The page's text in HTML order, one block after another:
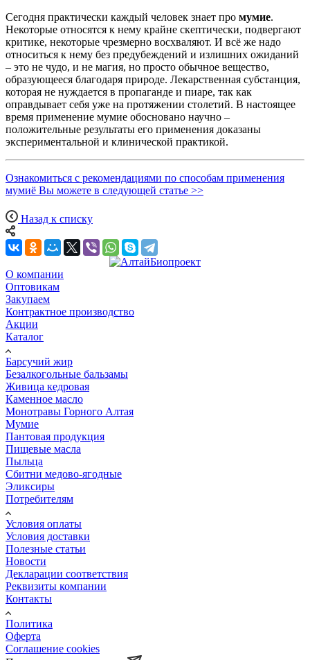
Сегодня практически каждый человек знает про мумие.
Некоторые относятся к нему крайне скептически, подвергают
критике, некоторые чрезмерно восхваляют. И всё же надо
относиться к нему без предубеждений и излишних ожиданий
– это не чудо, и не магия, но просто обычное вещество,
образующееся благодаря природе. Лекарственная субстанция,
которая не нуждается в пропаганде и пиаре, так как
оправдывает себя уже на протяжении столетий. В настоящее
время применение мумие обосновано научно –
положительные результаты его применения доказаны
экспериментальной и клинической практикой.
Ознакомиться с рекомендациями по способам применения
мумиё Вы можете в следующей статье >>
Назад к списку
О компании
Оптовикам
Закупаем
Контрактное производство
Акции
Каталог
Барсучий жир
Безалкогольные бальзамы
Живица кедровая
Каменное масло
Монотравы Горного Алтая
Мумие
Пантовая продукция
Пищевые масла
Пыльца
Сбитни медово-ягодные
Эликсиры
Потребителям
Условия оплаты
Условия доставки
Полезные статьи
Новости
Декларации соответствия
Реквизиты компании
Контакты
Политика
Оферта
Соглашение cookies